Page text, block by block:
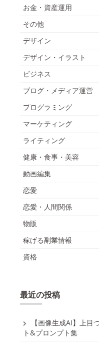
お金・資産運用
その他
デザイン
デザイン・イラスト
ビジネス
ブログ・メディア運営
プログラミング
マーケティング
ライティング
健康・食事・美容
動画編集
恋愛
恋愛・人間関係
物販
稼げる副業情報
資格
最近の投稿
【画像生成AI】上
ト&プロンプト集